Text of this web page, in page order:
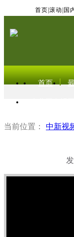
首页 滚动 国
首页
当前位置： 中新视